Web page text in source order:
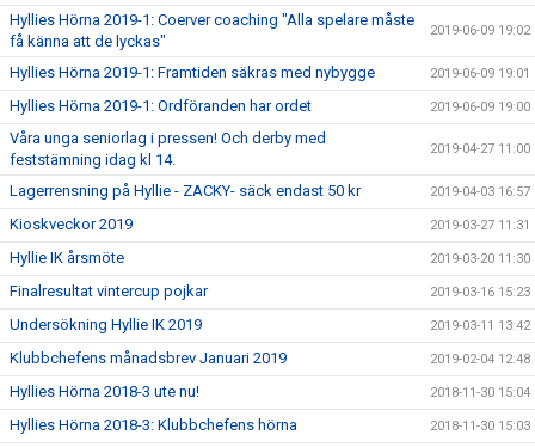
Hyllies Hörna 2019-1: Coerver coaching "Alla spelare måste
få känna att de lyckas"
2019-06-09 19:02
Hyllies Hörna 2019-1: Framtiden säkras med nybygge 2019-06-09 19:01
Hyllies Hörna 2019-1: Ordföranden har ordet 2019-06-09 19:00
Våra unga seniorlag i pressen! Och derby med
feststämning idag kl 14.
2019-04-27 11:00
Lagerrensning på Hyllie - ZACKY- säck endast 50 kr 2019-04-03 16:57
Kioskveckor 2019 2019-03-27 11:31
Hyllie IK årsmöte 2019-03-20 11:30
Finalresultat vintercup pojkar 2019-03-16 15:23
Undersökning Hyllie IK 2019 2019-03-11 13:42
Klubbchefens månadsbrev Januari 2019 2019-02-04 12:48
Hyllies Hörna 2018-3 ute nu! 2018-11-30 15:04
Hyllies Hörna 2018-3: Klubbchefens hörna 2018-11-30 15:03